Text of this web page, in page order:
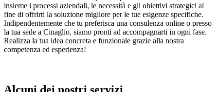
insieme i processi aziendali, le necessità e gli obiettivi strategici al
fine di offrirti la soluzione migliore per le tue esigenze specifiche.
Indipendentemente che tu preferisca una consulenza online o presso
la tua sede a Cinaglio, siamo pronti ad accompagnarti in ogni fase.
Realizza la tua idea concreta e funzionale grazie alla nostra
competenza ed esperienza!